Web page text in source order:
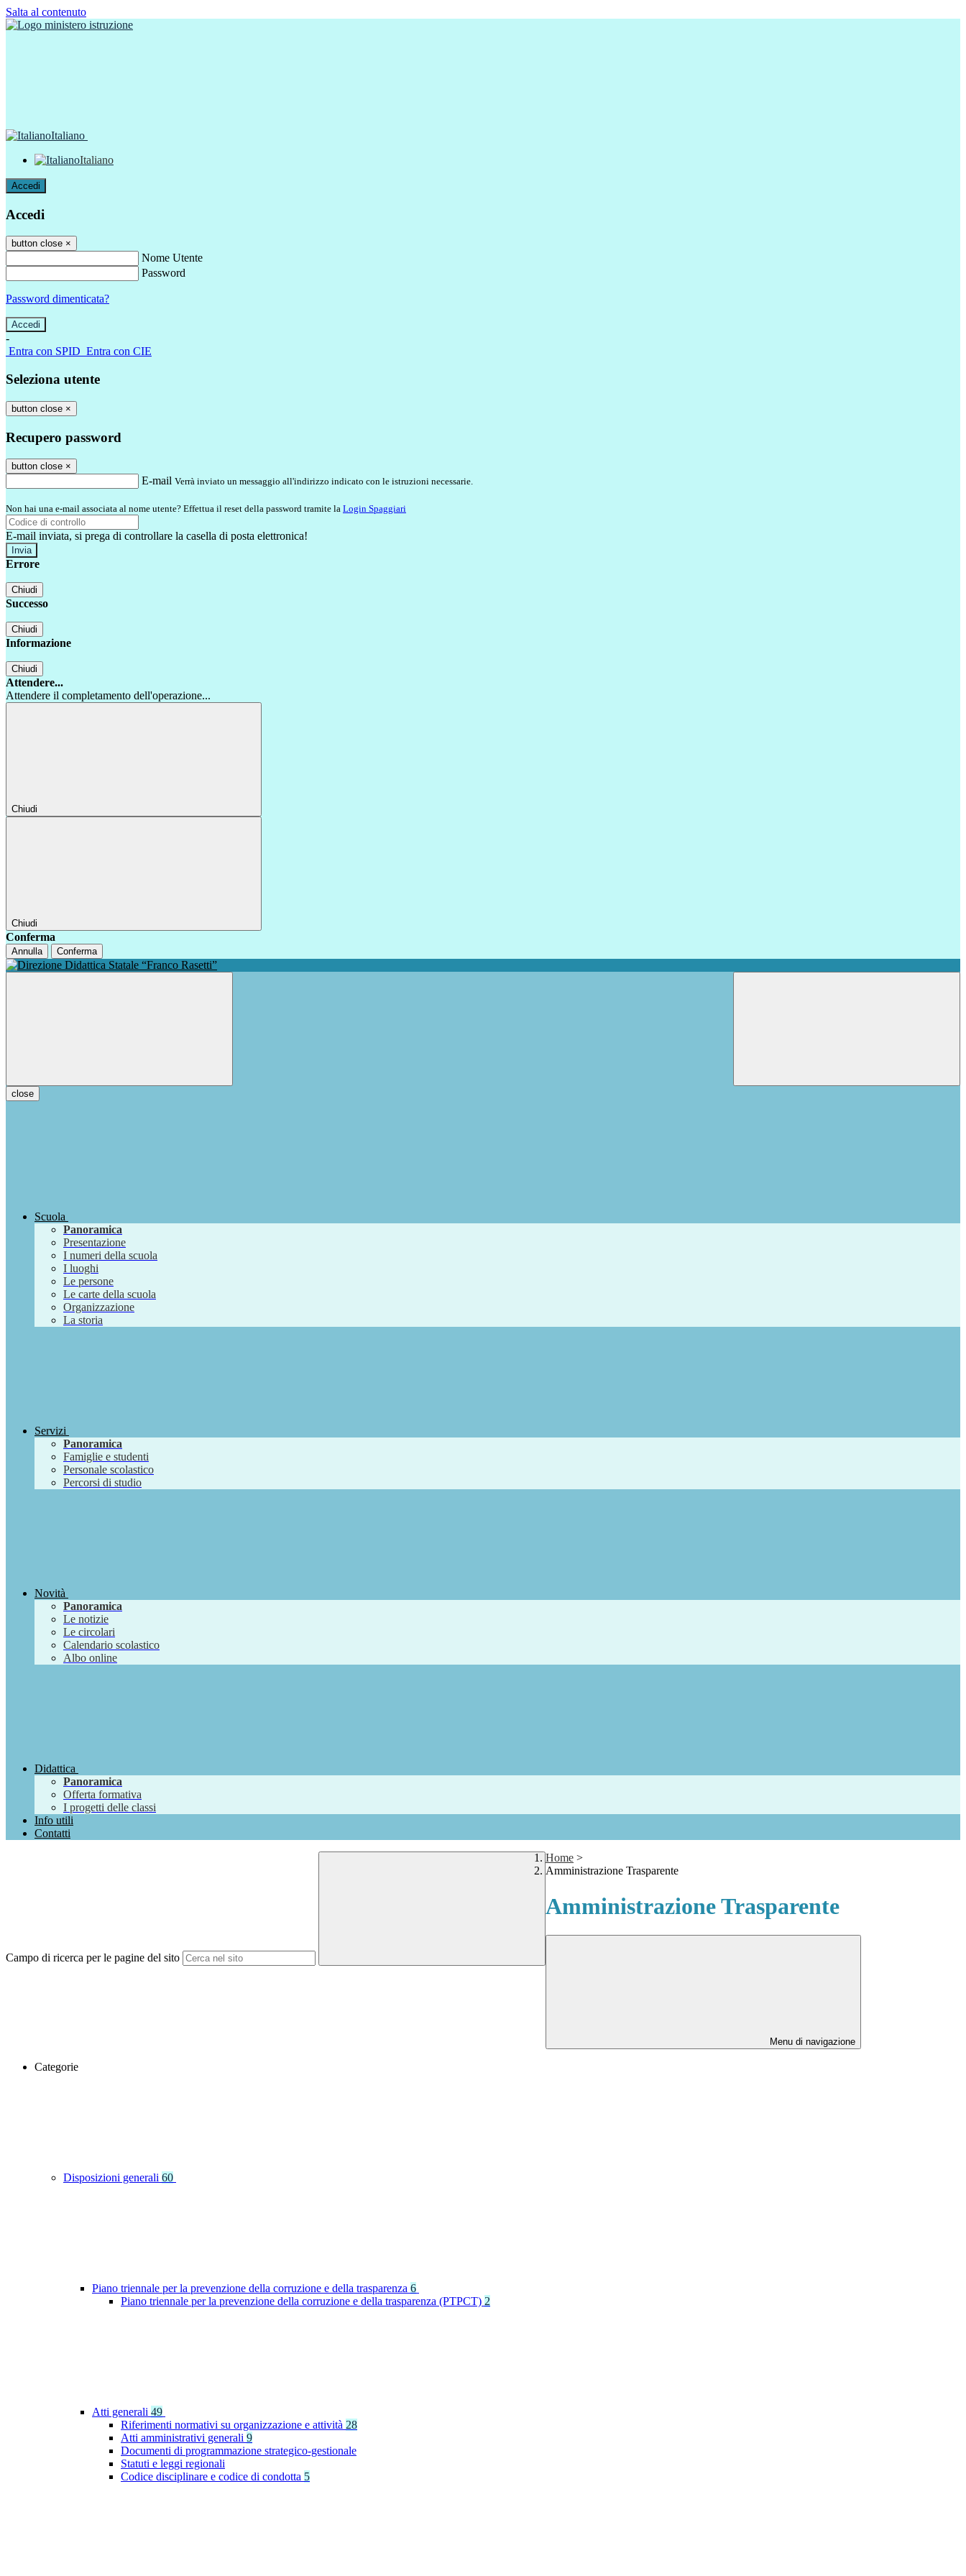
Salta al contenuto
Italiano
Italiano
Accedi
Accedi
button close ×
Nome Utente
Password
Password dimenticata?
-
Entra con SPID Entra con CIE
Seleziona utente
button close ×
Recupero password
button close ×
E-mail Verrà inviato un messaggio all'indirizzo indicato con le istruzioni necessarie.
Non hai una e-mail associata al nome utente? Effettua il reset della password tramite la Login Spaggiari
E-mail inviata, si prega di controllare la casella di posta elettronica!
Errore
Chiudi
Successo
Chiudi
Informazione
Chiudi
Attendere...
Attendere il completamento dell'operazione...
Chiudi
Chiudi
Conferma
Annulla Conferma
close
Scuola
Panoramica
Presentazione
I numeri della scuola
I luoghi
Le persone
Le carte della scuola
Organizzazione
La storia
Servizi
Panoramica
Famiglie e studenti
Personale scolastico
Percorsi di studio
Novità
Panoramica
Le notizie
Le circolari
Calendario scolastico
Albo online
Didattica
Panoramica
Offerta formativa
I progetti delle classi
Info utili
Contatti
Campo di ricerca per le pagine del sito
Home >
Amministrazione Trasparente
Amministrazione Trasparente
Menu di navigazione
Categorie
Disposizioni generali 60
Piano triennale per la prevenzione della corruzione e della trasparenza 6
Piano triennale per la prevenzione della corruzione e della trasparenza (PTPCT) 2
Atti generali 49
Riferimenti normativi su organizzazione e attività 28
Atti amministrativi generali 9
Documenti di programmazione strategico-gestionale
Statuti e leggi regionali
Codice disciplinare e codice di condotta 5